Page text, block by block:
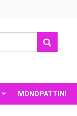
MONOPATTINI